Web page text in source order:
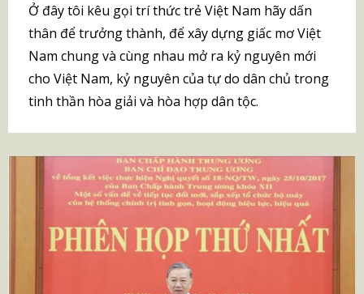
Ở đây tôi kêu gọi trí thức trẻ Việt Nam hãy dấn
thân để trưởng thành, để xây dựng giấc mơ Việt
Nam chung và cùng nhau mở ra kỷ nguyên mới
cho Việt Nam, kỷ nguyên của tự do dân chủ trong
tinh thần hòa giải và hòa hợp dân tộc.